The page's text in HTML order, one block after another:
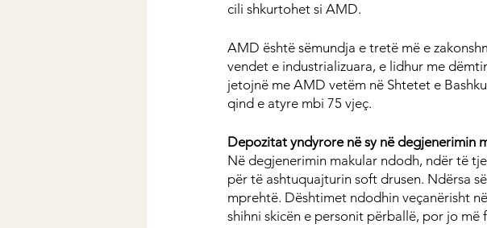
cili shkurtohet si AMD.
AMD është sëmundja e tretë më e
vendet e industrializuara, e lidhur me
jetojnë me AMD vetëm në Shtetet e
qind e atyre mbi 75 vjeç.
Depozitat yndyrore në sy në degjenerimin
Në degjenerimin makular ndodh, ndër të
për të ashtuquajturin soft drusen. Ndërsa
mprehtë. Dështimet ndodhin veçanërisht
shihni skicën e personit përballë, por jo më